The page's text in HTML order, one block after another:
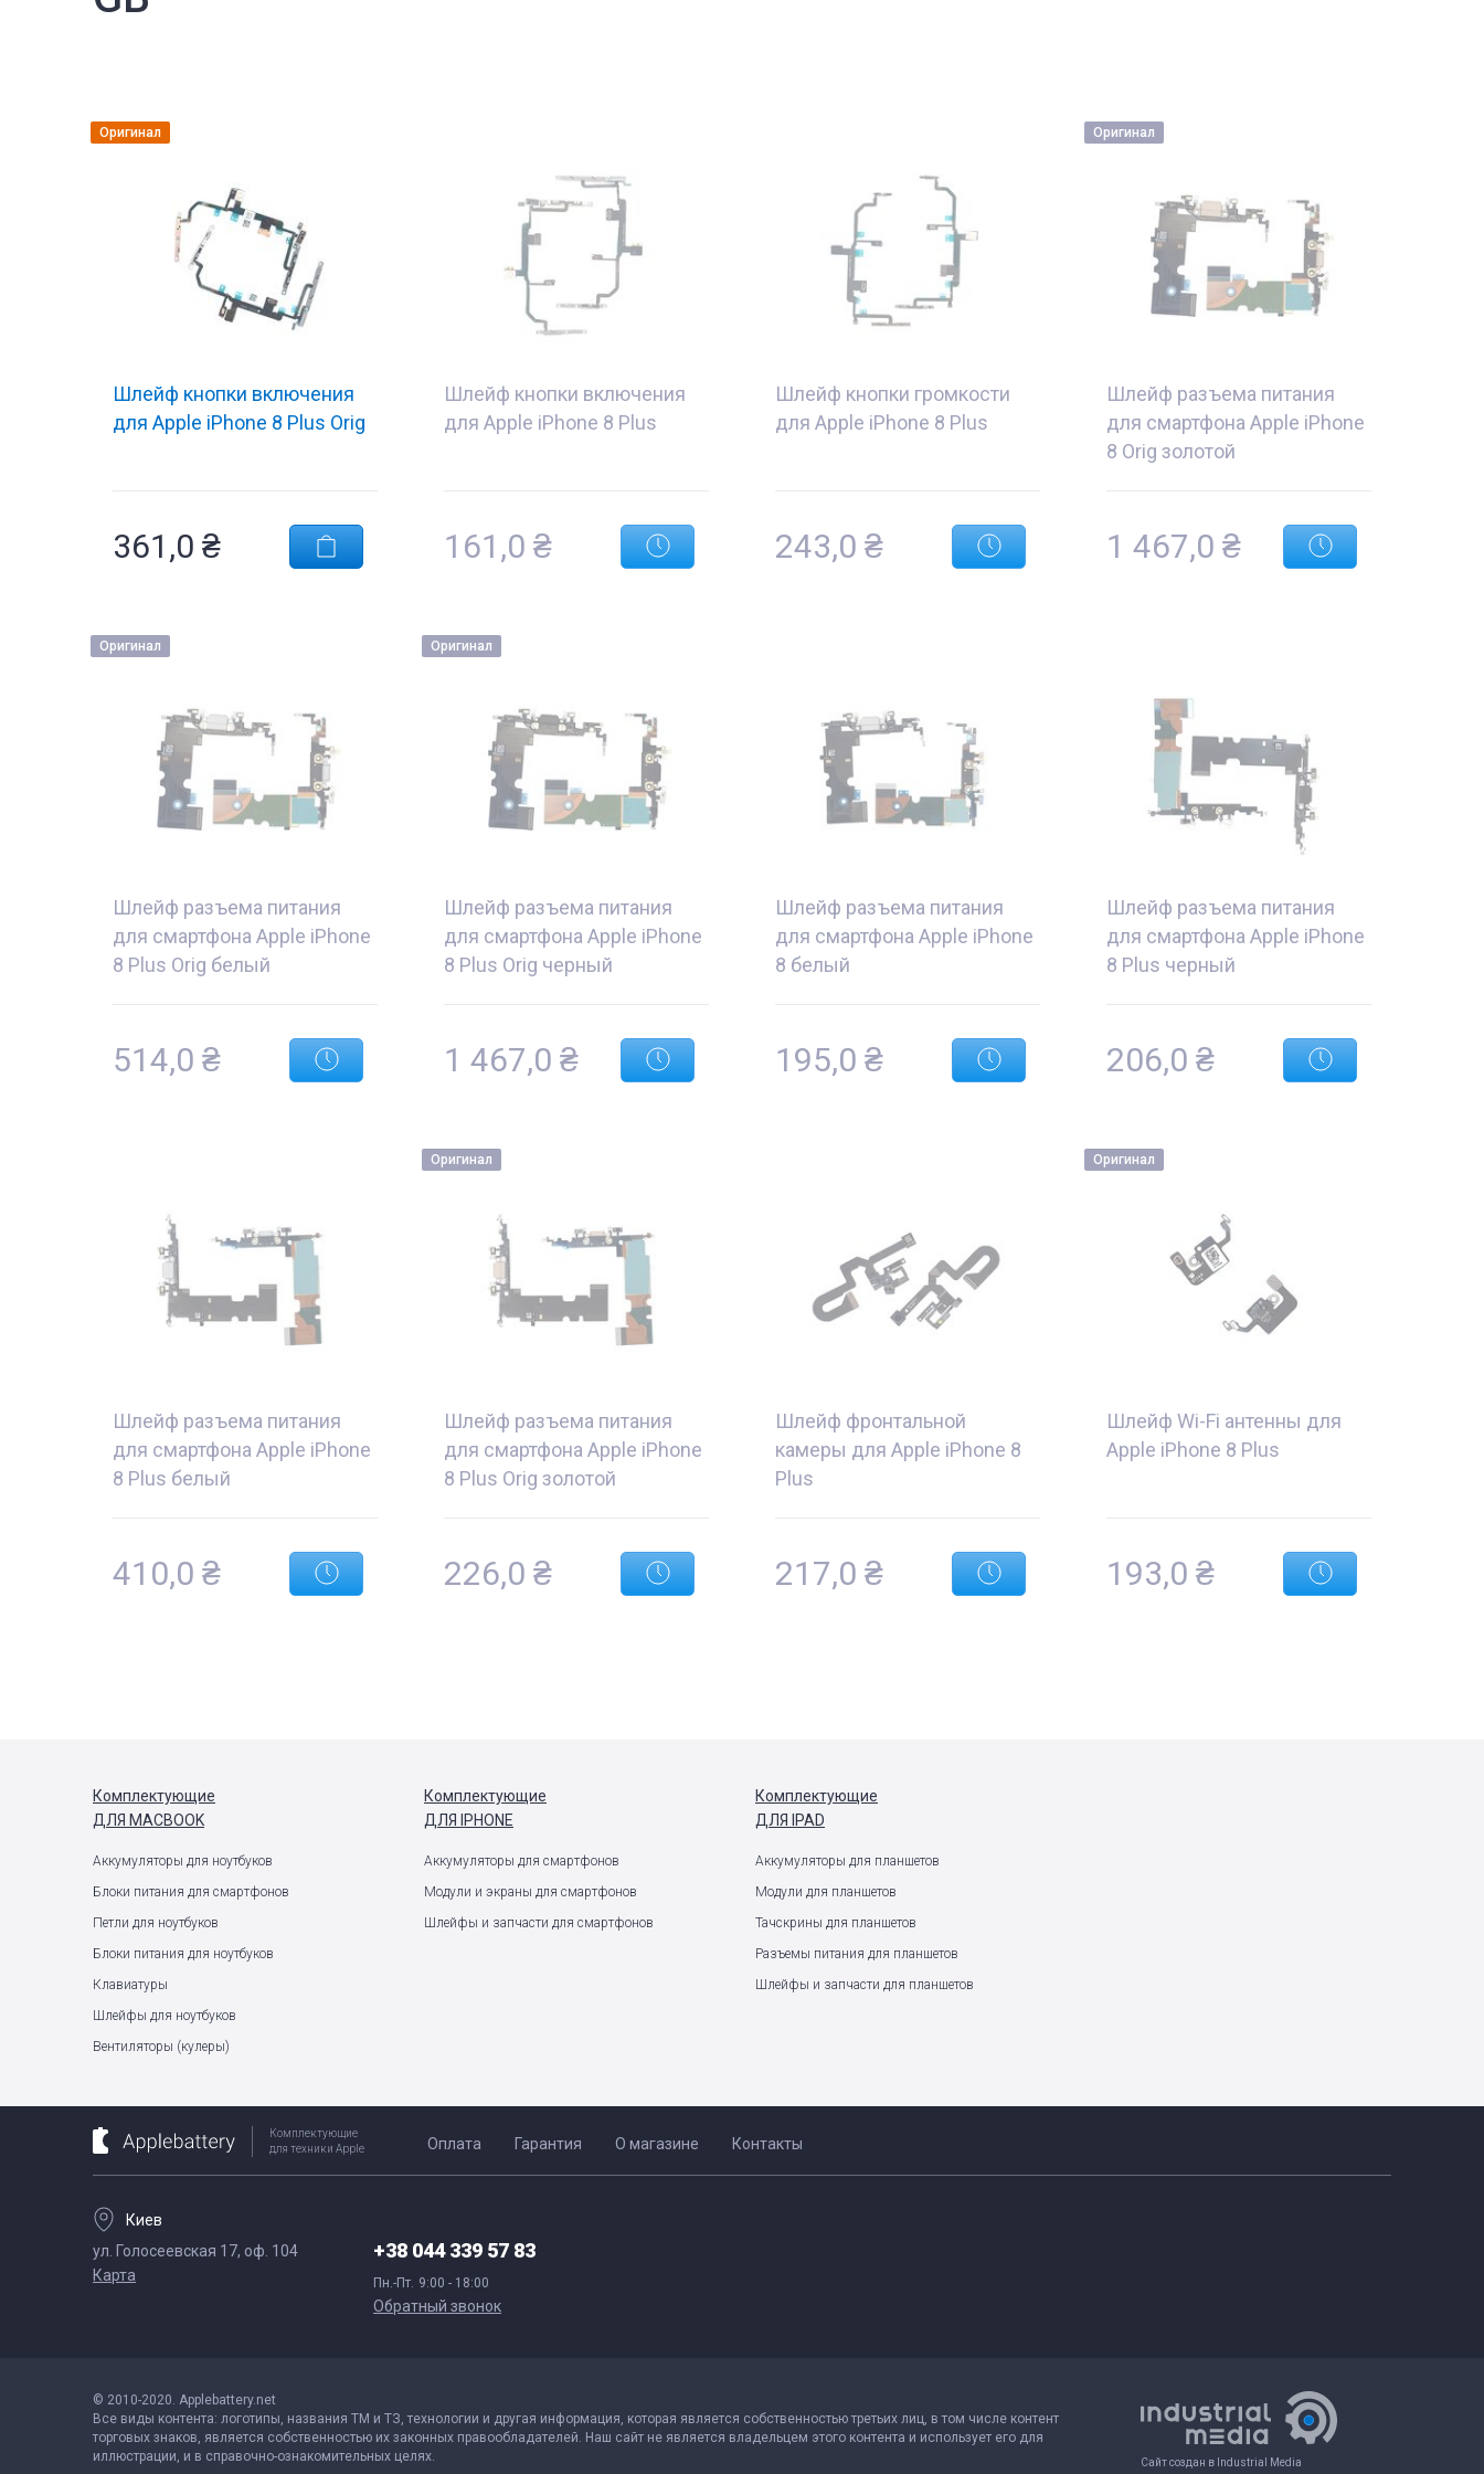
Оригинал
Шлейф кнопки включения
для Apple iPhone 8 Plus Orig
361,0 ₴
Шлейф кнопки включения
для Apple iPhone 8 Plus
161,0 ₴
Шлейф кнопки громкости
для Apple iPhone 8 Plus
243,0 ₴
Оригинал
Шлейф разъема питания
для смартфона Apple iPhone
8 Orig золотой
1 467,0 ₴
Оригинал
Шлейф разъема питания
для смартфона Apple iPhone
8 Plus Orig белый
514,0 ₴
Оригинал
Шлейф разъема питания
для смартфона Apple iPhone
8 Plus Orig черный
1 467,0 ₴
Шлейф разъема питания
для смартфона Apple iPhone
8 белый
195,0 ₴
Шлейф разъема питания
для смартфона Apple iPhone
8 Plus черный
206,0 ₴
Шлейф разъема питания
для смартфона Apple iPhone
8 Plus белый
410,0 ₴
Оригинал
Шлейф разъема питания
для смартфона Apple iPhone
8 Plus Orig золотой
226,0 ₴
Шлейф фронтальной
камеры для Apple iPhone 8
Plus
217,0 ₴
Оригинал
Шлейф Wi-Fi антенны для
Apple iPhone 8 Plus
193,0 ₴
Комплектующие
ДЛЯ MACBOOK
Аккумуляторы для ноутбуков
Блоки питания для смартфонов
Петли для ноутбуков
Блоки питания для ноутбуков
Клавиатуры
Шлейфы для ноутбуков
Вентиляторы (кулеры)
Комплектующие
ДЛЯ IPHONE
Аккумуляторы для смартфонов
Модули и экраны для смартфонов
Шлейфы и запчасти для смартфонов
Комплектующие
ДЛЯ IPAD
Аккумуляторы для планшетов
Модули для планшетов
Тачскрины для планшетов
Разъемы питания для планшетов
Шлейфы и запчасти для планшетов
Комплектующие
для техники Apple
Оплата Гарантия О магазине Контакты
Киев
ул. Голосеевская 17, оф. 104
Карта
+38 044 339 57 83
Пн.-Пт. 9:00 - 18:00
Обратный звонок
© 2010-2020. Applebattery.net
Все виды контента: логотипы, названия ТМ и ТЗ, технологии и другая информация, которая является собственностью третьих лиц, в том числе контент
торговых знаков, является собственностью их законных правообладателей. Наш сайт не является владельцем этого контента и использует его для
иллюстрации, и в справочно-ознакомительных целях.
Сайт создан в Industrial Media